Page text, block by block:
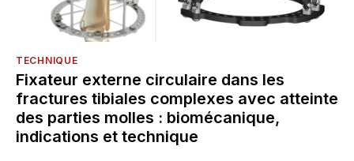
TECHNIQUE
Fixateur externe circulaire dans les
fractures tibiales complexes avec atteinte
des parties molles : biomécanique,
indications et technique